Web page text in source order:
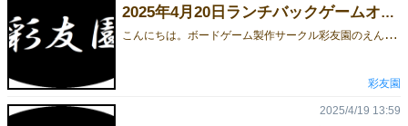
2025年4月20日ランチバックゲームオンリー試遊会
こ
んにちは。ボードゲーム製作サークル彩友園のえんつっつです。2025年4月20日に行われた、LUNCH BAG GAMES様（@lunchbaggames）主催のランチバックゲームオンリー試遊会に参加しました。一通りゲームをプレイさせていただいたので、感想を書いていこうと思います♡1.集まれみんなでホームパーティ（NSGクリエイト様）ホットサンドなど、参加したホームパーティに使った食べ物が何なのかを当てるゲームです。回答者はさいころを振り、出た目に対応する質問でお題を推測します。全5回の質問ができ、回答者はもちろん早く正解すると高得点ですが、出題者は5回目の質問で言い当ててもらうことで高得点になります。今回はプレイヤー全員が初見だったこともあり、お題カードを用いてプレイしましたが、慣れてきたら自由に決めて良いとのことで、気の知れた友達同士だとまた一層楽しめそうです。 2.アル×ナイドッチ？（Avignon Games様）はいかいいえで答えられるお題に対して、全員が「はい」または「いいえ」カードを秘密裏に決定します。そして、「はい」の数がどのくらいかを予想して、あっていたら高得点が入るというゲームです。 メカニクスも面白いですが、お題自体も「死ぬまでにやりたいこと」「コレクションしていること」など個性的なものばかりです。「死ぬまでにやりたいこと」に対して、「いいえ」で答えていたのですが、公開した後にそういえば「はい」でしたテヘペロってなりました（バンドでドラムとかやりたい）。恋愛など、よりプライベートに踏み込むようなお題も別枠で用意されているとのことで、コンパとかでもおすすめとのことでしたので、そういうのが好きな人はぜひそちらもやってみてはいかがでしょうか。私は表参道歩くだけで精一杯ゆえ……（おしゃれすぎるねん） 3.チーズ・シーヴズ（TORA GAMES様）ハゲタカの餌食ライクなバッティングゲームです。1～6までのカードを持ち、小さい数字の方が強いというルールでチーズカードを取るというところはハゲタカの餌食と似ていますが、判定がやや複雑で、リーダーかメンバーの2種類の出し方があります。簡潔にいうと、リーダーの方が強いですが、メンバーは取れなかったとしても最低保証があります。また、チーズの数とは別にねこ警察のパラメータもあり、これを最も多く持っている人はチーズの数にかかわらず脱落してしまいます。獲得したカードは見られないため、ある程度記憶しておく必要があります。 4.Bring Bone-Bone-Bone（モノビーズ様）Creepy 〇utsの某曲のことではありません。それぞれのプレイヤーが異なる骨格のガイコツを担当し、骨を組み立てていきます。骨カードには色があり、同色を繋げるとボーナスが入ったりします。また、骨を破壊するカードもあり、肋骨や骨盤など、多くの骨と結合する重要部位が破壊されるとかなり痛いです（ゲーム展開が、という意味で）。骨カードの配布方法がかなり独特なので、狙った色を獲得するのはなかなか難しく、ジレンマが面白いです。 5.はらぺこペンギン（空創Lab様）はらぺこでちょっとわがままなペンギンに、満足のいく餌を与えるというテーマの協力型ゲームです。各プレイヤーには餌カードが配られます。ペンギンの種類ごとに、要求される餌の種類が異なるので、何とかして最適な組み合わせとなるように餌カードを一斉に出します。もちろん、餌カードの内容については相談不可のため、シックスセンスをフル活用してテレパシーします。要求が満たされないペンギンが増えてしまうと、餌の配布ができずゲームオーバーに…… 6.群青グラデーション（RMBC様）直前に出された数字カードより大きいカードを出していき、最初に手札をなくした人の勝ちという大富豪系ゲームです。大きい数字の方が強いですが、同じ数字カードは複数出すことで、合計値の数字カードとすることができます。小さい数字カードほど多いので、手札構成次第では小さい数字ばかりでも勝つことができます。カードを出す他、手札を強化するためのアクションもあるので、効率よく強化することも重要です。 7.ニャンケイスイジャク（キューズゲームズ様）猫の神経衰弱です。以上です。見ての通り、猫の写真が2枚か3枚に分かれているので、それをめくって集めます。メカニクスとしてはトランプの神経衰弱と全く同じですが、同じ猫種でも異なる写真があったり、3枚揃えなければならないものがあったりと、トランプよりも難易度は高いです。あと、私みたいな犬派の人はさらに難易度が上がります。わんわん。 8.出禁（キューズゲームズ様）お店の店長となり、態度の悪い客を出禁にするゲームです（物騒）。店長となったプレイヤーは、どんな店の店長となったかを発表した後、出禁とする行為を10個選びます。その他のプレイヤーは、お客として、行為の書かれたカードを出します。出したカードに書かれている数字が点数ですが、出禁指定された行為を2度出してしまうと脱落となってしまいます。店長の性格と、店のジャンルによって出禁っぽそうな行為が変わるので、それを推測しながらカードを出していきます。自分は攻めすぎて2度出禁をくらいました。ごめんなさい。 9.3分サンド（88create様）キュー◯ー？3分間でどれだけサンドイッチを作れるかのリアルタイムアクションゲームです（タイマーで正確に3分測ります）。パンカードの間に具材カードを挟み込むことでサンドイッチを作りますが、手番順は無く、早いものがちでカードを取っていきます。成立条件が割と複雑なので、焦りのあまり失敗作を作ってしまうと得点になりません。まさに「ランチバッグ」。 10.エンタイス（久遠堂様）変則的ゴーアウトゲームで、強いカードは出せる条件に制限があり、弱いカードはある条件において強いカードに勝つことができます。1人1パックというのがおしゃれ。全員の手札構成が同じで、15枚のカードを5枚ずつに分け、それぞれのラウンドで使用します（合計3ラウンド）。何を使うか、何を出すべきかが相当シビアで、終始緊張感があります。限られたプールからカードを選ぶというのは、ポケモン対戦に近いものがあるかもしれない。 11.HISSHI（久遠堂様）2人用アブストラクト陣取りゲームですが、完全情報ではありません。タイトルは「必至」と「菱」でしょうか。手札に3枚の正方形カードを持ち、指定されたエリアに置きます。エリアに囲まれた白い部分の周囲が、なるべく自分の色となるようにします。正方形カードには、幾つか特殊効果のあるものがあり、うまく使うことで逆転を狙うことができます。手札構成は共通ですが、引く順番はランダム（完全情報ではない）なので、状況に応じて最善手を考える必要があり、盤面の広さ以上に深い戦略ゲームです。 12.アクオチクエスト（らいるず様）プレイヤーは勇者となり、魔王を倒すRPG風味のゲームです。ただし、「悪落ち」とあるように、とあるアイテムが溜まると、魔王側の陣営となってしまいます。今回は簡単ルールで行い、魔王側についた勇者を見つけることができなかったのですが、発展ルールを加えることでさらに読み合いが増えるとのことです。 最後までお読みいただきありがとうございました。彩友園は、ゲームマーケット2025春土曜日N43ブースで、エーススナイパー及びガベロットを販売しますので、ぜひお越しください。予約も上記作品ページ内で受け付けています。
彩友園
2025/4/19 13:59